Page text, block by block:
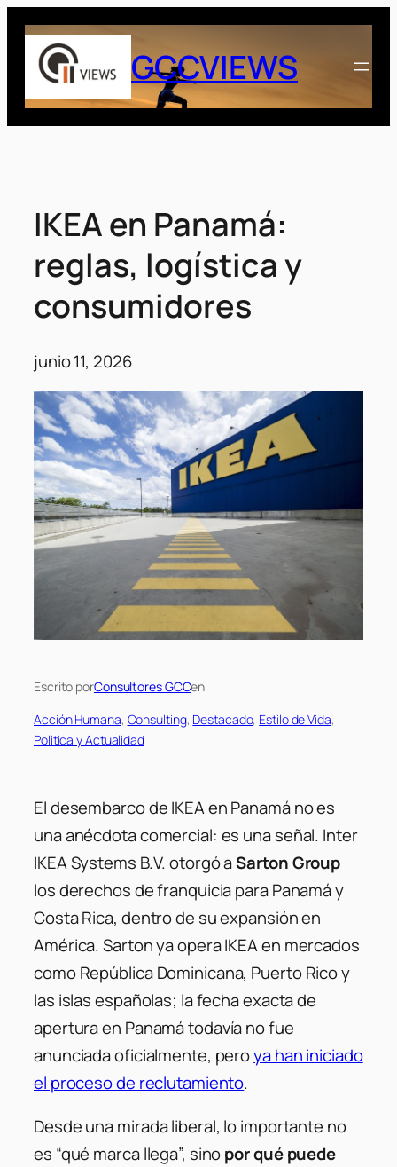
Saltar
contenido
GCCVIEWS
IKEA en Panamá:
reglas, logística y
consumidores
junio 11, 2026
Escrito porConsultores GCCen
Acción Humana, Consulting, Destacado, Estilo de Vida
Politica y Actualidad
El desembarco de IKEA en Panamá no es
una anécdota comercial: es una señal. Inter
IKEA Systems B.V. otorgó aSarton Group
los derechos de franquicia para Panamá y
Costa Rica, dentro de su expansión en
América. Sarton ya opera IKEA en mercados
como República Dominicana, Puerto Rico y
las islas españolas; la fecha exacta de
apertura en Panamá todavía no fue
anunciada oficialmente, peroya han iniciado
el proceso de reclutamiento.
Desde una mirada liberal, lo importante no
es “qué marca llega”, sinopor qué puede